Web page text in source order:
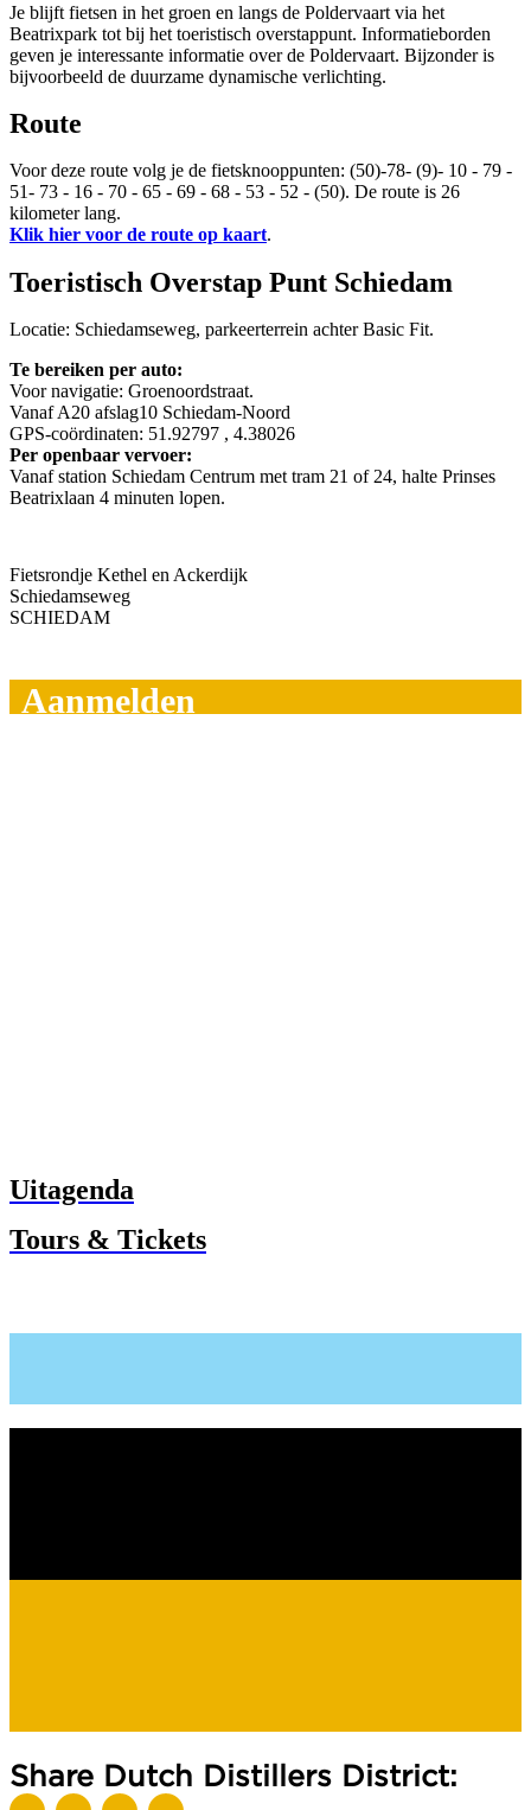
Je blijft fietsen in het groen en langs de Poldervaart via het
Beatrixpark tot bij het toeristisch overstappunt. Informatieborden
geven je interessante informatie over de Poldervaart. Bijzonder is
bijvoorbeeld de duurzame dynamische verlichting.
Route
Voor deze route volg je de fietsknooppunten: (50)-78- (9)- 10 - 79 -
51- 73 - 16 - 70 - 65 - 69 - 68 - 53 - 52 - (50). De route is 26
kilometer lang.
Klik hier voor de route op kaart.
Toeristisch Overstap Punt Schiedam
Locatie: Schiedamseweg, parkeerterrein achter Basic Fit.
Te bereiken per auto:
Voor navigatie: Groenoordstraat.
Vanaf A20 afslag10 Schiedam-Noord
GPS-coördinaten: 51.92797 , 4.38026
Per openbaar vervoer:
Vanaf station Schiedam Centrum met tram 21 of 24, halte Prinses
Beatrixlaan 4 minuten lopen.
Fietsrondje Kethel en Ackerdijk
Schiedamseweg
SCHIEDAM
Aanmelden
Uitagenda
Tours & Tickets
Share Dutch Distillers District: